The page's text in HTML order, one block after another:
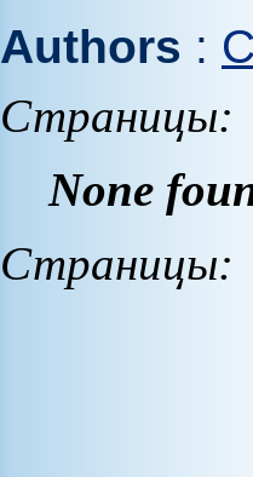
Authors :
Страницы:
None
Страницы: